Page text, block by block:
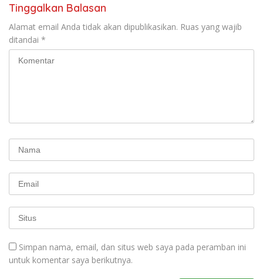
Tinggalkan Balasan
Alamat email Anda tidak akan dipublikasikan. Ruas yang wajib
ditandai *
Simpan nama, email, dan situs web saya pada peramban ini
untuk komentar saya berikutnya.